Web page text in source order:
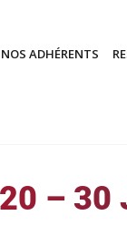
NOS ADHÉRENTS
– 30